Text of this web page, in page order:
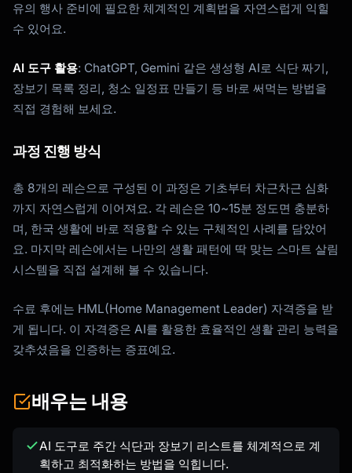
유의 행사 준비에 필요한 체계적인 계획법을 자연스럽게 익힐
수 있어요.
AI 도구 활용: ChatGPT, Gemini 같은 생성형 AI로 식단 짜기,
장보기 목록 정리, 청소 일정표 만들기 등 바로 써먹는 방법을
직접 경험해 보세요.
과정 진행 방식
총 8개의 레슨으로 구성된 이 과정은 기초부터 차근차근 심화
까지 자연스럽게 이어져요. 각 레슨은 10~15분 정도면 충분하
며, 한국 생활에 바로 적용할 수 있는 구체적인 사례를 담았어
요. 마지막 레슨에서는 나만의 생활 패턴에 딱 맞는 스마트 살림
시스템을 직접 설계해 볼 수 있습니다.
수료 후에는 HML(Home Management Leader) 자격증을 받
게 됩니다. 이 자격증은 AI를 활용한 효율적인 생활 관리 능력을
갖추셨음을 인증하는 증표예요.
배우는 내용
AI 도구로 주간 식단과 장보기 리스트를 체계적으로 계
획하고 최적화하는 방법을 익힙니다.